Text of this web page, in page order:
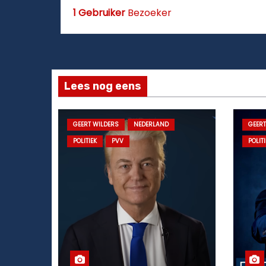
1 Gebruiker Bezoeker
Lees nog eens
GEERT WILDERS
NEDERLAND
POLITIEK
PVV